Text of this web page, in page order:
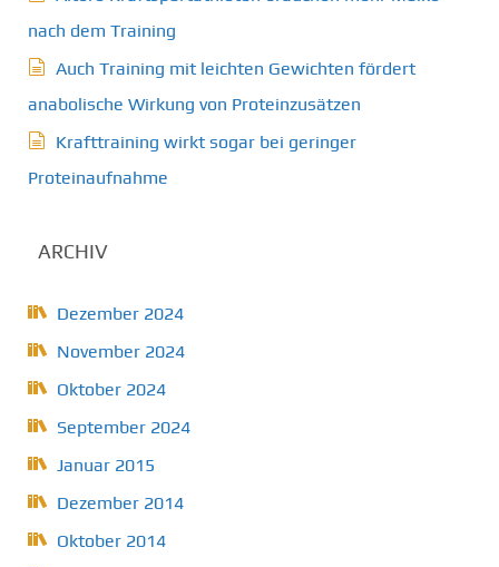
nach dem Training
Auch Training mit leichten Gewichten fördert
anabolische Wirkung von Proteinzusätzen
Krafttraining wirkt sogar bei geringer
Proteinaufnahme
ARCHIV
Dezember 2024
November 2024
Oktober 2024
September 2024
Januar 2015
Dezember 2014
Oktober 2014